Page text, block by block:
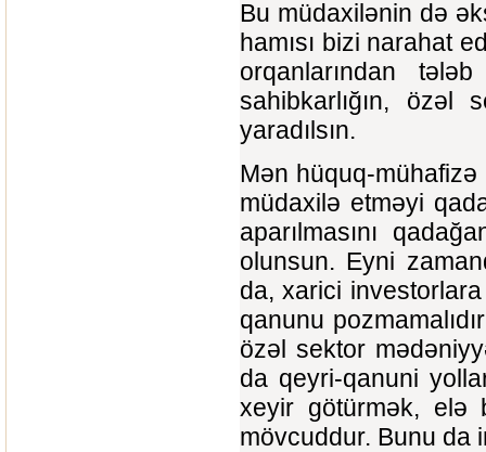
Bu müdaxilənin də
hamısı bizi narahat
orqanlarından
sahibkarlığın, özəl
yaradılsın.
Mən hüquq-mühafizə
müdaxilə etməyi
aparılmasını
olunsun. Eyni
da, xarici
qanunu
özəl sektor
da qeyri-qanuni
xeyir götürmək, elə
mövcuddur. Bunu da